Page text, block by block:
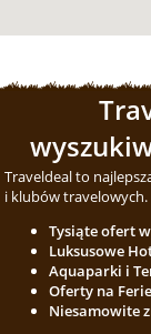
Traveldeal to
i klubów travelowych.
Tysiąte ofert
Luksusowe
Aquaparki i
Oferty na
Niesamowite